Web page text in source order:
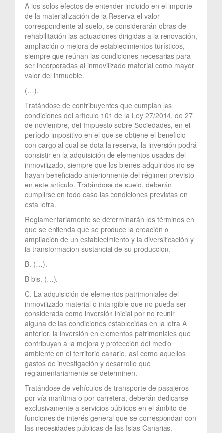
A los solos efectos de entender incluido en el importe
de la materialización de la Reserva el valor
correspondiente al suelo, se considerarán obras de
rehabilitación las actuaciones dirigidas a la renovación,
ampliación o mejora de establecimientos turísticos,
siempre que reúnan las condiciones necesarias para
ser incorporadas al inmovilizado material como mayor
valor del inmueble.
(…).
Tratándose de contribuyentes que cumplan las
condiciones del artículo 101 de la Ley 27/2014, de 27
de noviembre, del Impuesto sobre Sociedades, en el
período impositivo en el que se obtiene el beneficio
con cargo al cual se dota la reserva, la inversión podrá
consistir en la adquisición de elementos usados del
inmovilizado, siempre que los bienes adquiridos no se
hayan beneficiado anteriormente del régimen previsto
en este artículo. Tratándose de suelo, deberán
cumplirse en todo caso las condiciones previstas en
esta letra.
Reglamentariamente se determinarán los términos en
que se entienda que se produce la creación o
ampliación de un establecimiento y la diversificación y
la transformación sustancial de su producción.
B. (…).
B bis. (…).
C. La adquisición de elementos patrimoniales del
inmovilizado material o intangible que no pueda ser
considerada como inversión inicial por no reunir
alguna de las condiciones establecidas en la letra A
anterior, la inversión en elementos patrimoniales que
contribuyan a la mejora y protección del medio
ambiente en el territorio canario, así como aquellos
gastos de investigación y desarrollo que
reglamentariamente se determinen.
Tratándose de vehículos de transporte de pasajeros
por vía marítima o por carretera, deberán dedicarse
exclusivamente a servicios públicos en el ámbito de
funciones de interés general que se correspondan con
las necesidades públicas de las Islas Canarias.